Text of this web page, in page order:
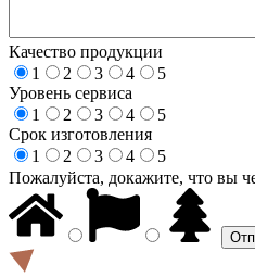
Качество продукции
1
2 3 4
5
Уровень сервиса
1
2 3 4
5
Срок изготовления
1
2 3 4
5
Пожалуйста, докажите, что вы